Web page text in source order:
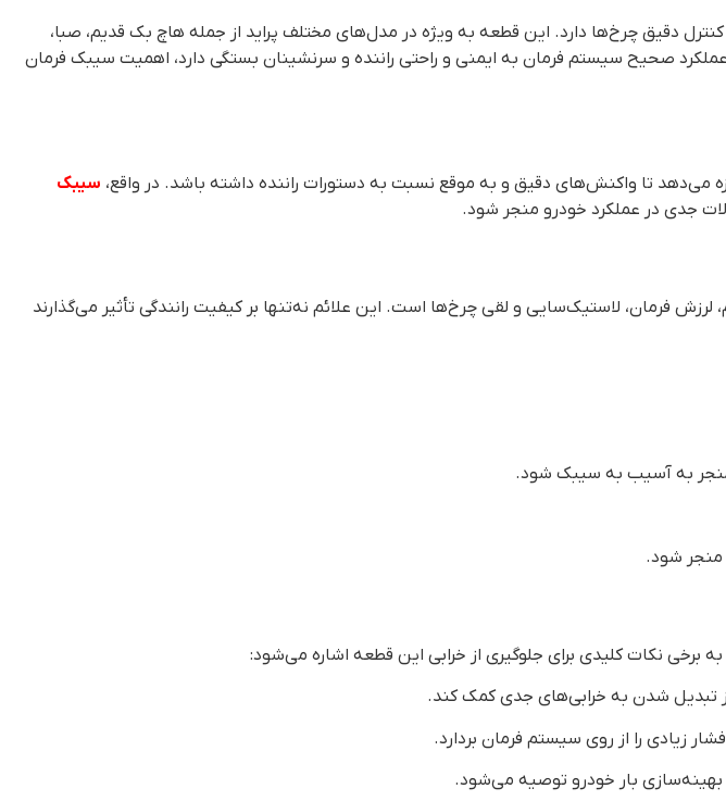
دقیق چرخ‌ها دارد. این قطعه به ویژه در مدل‌های مختلف پراید از جمله هاچ بک قدیم، صبا،
به اینکه عملکرد صحیح سیستم فرمان به ایمنی و راحتی راننده و سرنشینان بستگی دارد، اهمیت سیبک فرمان
تا واکنش‌های دقیق و به موقع نسبت به دستورات راننده داشته باشد. در واقع، سیبک
جدی در عملکرد خودرو منجر شود.
فرمان، لاستیک‌سایی و لقی چرخ‌ها است. این علائم نه‌تنها بر کیفیت رانندگی تأثیر می‌گذارند
برخی نکات کلیدی برای جلوگیری از خرابی این قطعه اشاره می‌شود:
تبدیل شدن به خرابی‌های جدی کمک کند.
زیادی را از روی سیستم فرمان بردارد.
بهینه‌سازی بار خودرو توصیه می‌شود.